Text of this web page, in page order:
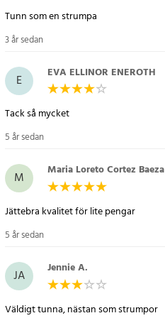
Tunn som en strumpa
3 år sedan
E EVA ELLINOR ENEROTH
Tack så mycket
5 år sedan
M Maria Loreto Cortez Baeza
Jättebra kvalitet för lite pengar
5 år sedan
JA Jennie A.
Väldigt tunna, nästan som strumpor